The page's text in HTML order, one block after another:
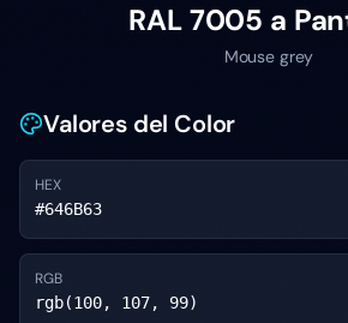
RAL 7005 a
Mouse grey
Valores del Color
HEX
#646B63
RGB
rgb(100, 107, 99)